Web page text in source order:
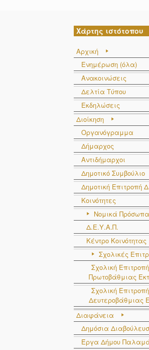
Χάρτης ιστότοπου
Αρχική
Ενημέρωση (όλα)
Ανακοινώσεις
Δελτία Τύπου
Εκδηλώσεις
Διοίκηση
Οργανόγραμμα
Δήμαρχος
Αντιδήμαρχοι
Δημοτικό Συμβούλιο
Δημοτική Επιτροπή
Κοινότητες
Νομικά Πρόσωπα
Δ.Ε.Υ.Α.Π.
Κέντρο Κοινότητας
Σχολικές
Σχολική Επιτροπή
Πρωτοβάθμιας
Σχολική Επιτροπή
Δευτεροβάθμιας
Διαφάνεια
Δημόσια
Έργα Δήμου